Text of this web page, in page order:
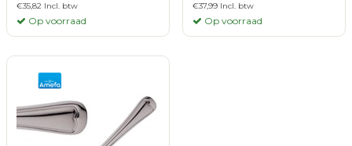
€35,82 Incl. btw
Op voorraad
€37,99 Incl. btw
Op voorraad